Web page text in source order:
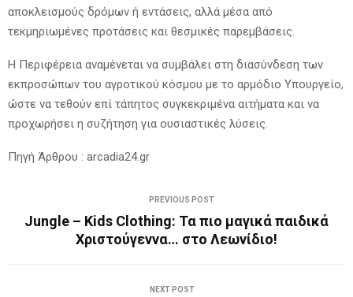
αποκλεισμούς δρόμων ή εντάσεις, αλλά μέσα από
τεκμηριωμένες προτάσεις και θεσμικές παρεμβάσεις.
Η Περιφέρεια αναμένεται να συμβάλει στη διασύνδεση των
εκπροσώπων του αγροτικού κόσμου με το αρμόδιο Υπουργείο,
ώστε να τεθούν επί τάπητος συγκεκριμένα αιτήματα και να
προχωρήσει η συζήτηση για ουσιαστικές λύσεις.
Πηγή Άρθρου : arcadia24.gr
PREVIOUS POST
Jungle – Kids Clothing: Τα πιο μαγικά παιδικά
Χριστούγεννα… στο Λεωνίδιο!
NEXT POST